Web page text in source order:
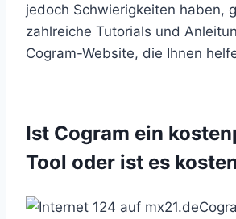
jedoch Schwierigkeiten haben,
zahlreiche Tutorials und
Cogram-Website, die Ihnen
Ist Cogram ein
Tool oder ist es